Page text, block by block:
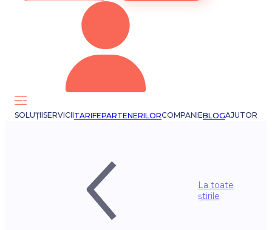
SOLUȚIISERVICIITARIFEPARTENERILORCOMPANIEBLOGAJUTOR
La toate
știrile